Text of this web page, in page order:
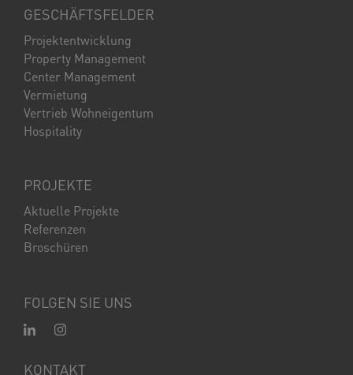
GESCHÄFTSFELDER
Projektentwicklung
Property Management
Center Management
Vermietung
Vertrieb Wohneigentum
Hospitality
PROJEKTE
Aktuelle Projekte
Referenzen
Broschüren
FOLGEN SIE UNS
KONTAKT